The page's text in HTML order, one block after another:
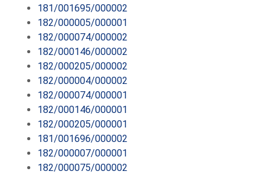
181/001695/000002
182/000005/000001
182/000074/000002
182/000146/000002
182/000205/000002
182/000004/000002
182/000074/000001
182/000146/000001
182/000205/000001
181/001696/000002
182/000007/000001
182/000075/000002